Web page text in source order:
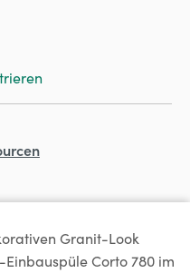
Granit-Look
Corto 780 im